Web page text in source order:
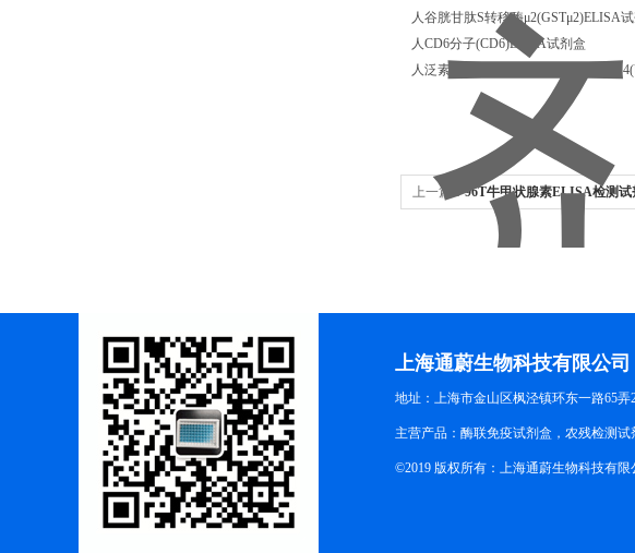
人谷胱甘肽S转移酶μ2(GSTμ2)ELISA
人CD6分子(CD6)ELISA试剂盒
人泛素蛋白连接酶E3成分N-识别蛋白
上一篇：96T牛甲状腺素ELISA检测试
上海通蔚生物科技有限公司
地址：上海市金山区枫泾镇环东一路65弄
主营产品：酶联免疫试剂盒，农残检测
©2019 版权所有：上海通蔚生物科技有限